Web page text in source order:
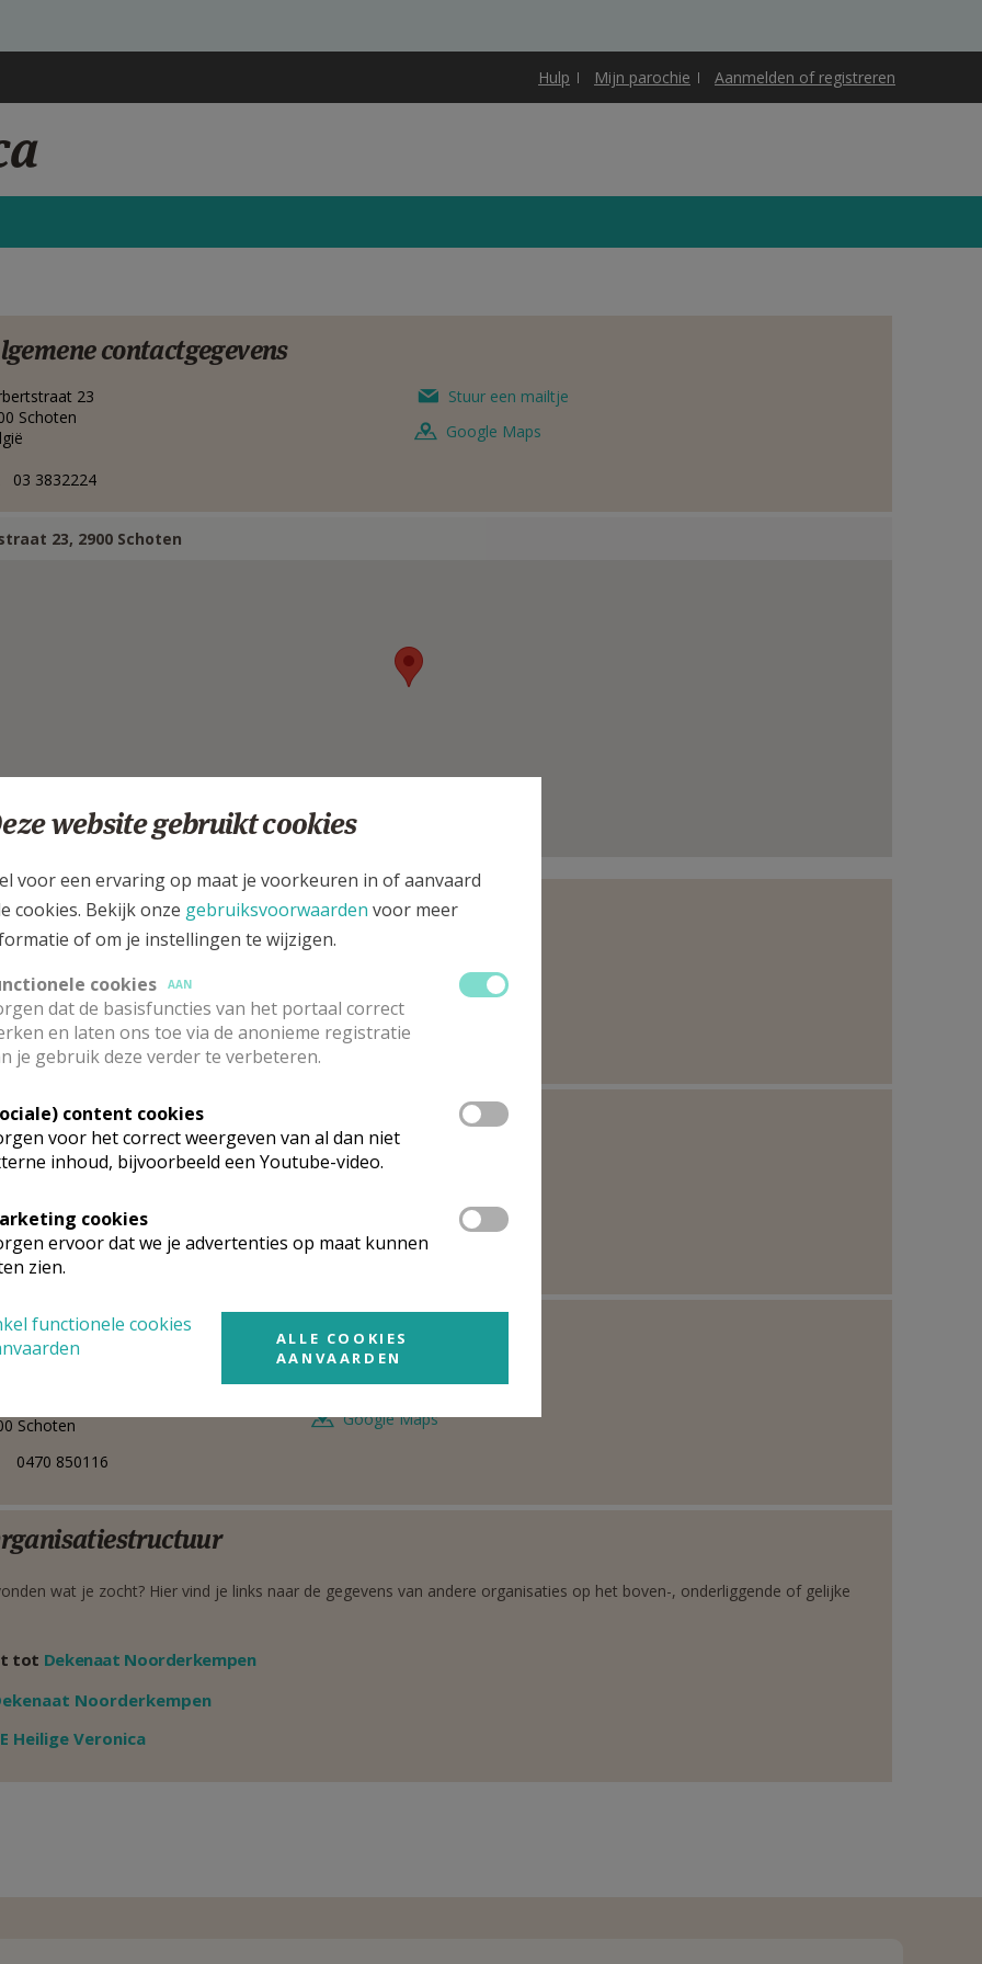
Hulp Mijn parochie Aanmelden of registreren
contactgegevens
23
Schoten
03 3832224
Stuur een mailtje
Google Maps
23, 2900 Schoten
gemeenschapsopbouw PE
108
Schoten
0471 573770
Google Maps
liturgie en gebed PE
heer PascalHumblet
Antwerpen 6
0476 275010
Stuur een mailtje
financieel en materieel beheer PE
Schoten
0470 850116
Stuur een mailtje
Google Maps
wat je zocht? Hier vind je links naar de gegevens van andere organisaties op het boven-, onderliggende of gelijke
tot Dekenaat Noorderkempen
Noorderkempen
Heilige Veronica
website gebruikt cookies
voor een ervaring op maat je voorkeuren in of aanvaard
cookies. Bekijk onze gebruiksvoorwaarden voor meer
of om je instellingen te wijzigen.
cookies
AAN
dat de basisfuncties van het portaal correct
en laten ons toe via de anonieme registratie
je gebruik deze verder te verbeteren.
content cookies
voor het correct weergeven van al dan niet
inhoud, bijvoorbeeld een Youtube-video.
cookies
ervoor dat we je advertenties op maat kunnen
zien.
functionele cookies
ALLE COOKIES
AANVAARDEN